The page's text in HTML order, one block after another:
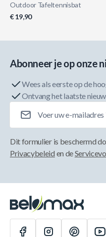
Outdoor Tafeltennisbat
€ 19,90
Abonneer je op onze
Wees als eerste op de
Ontvang het laatste
Dit formulier is beschermd
Privacybeleid en de